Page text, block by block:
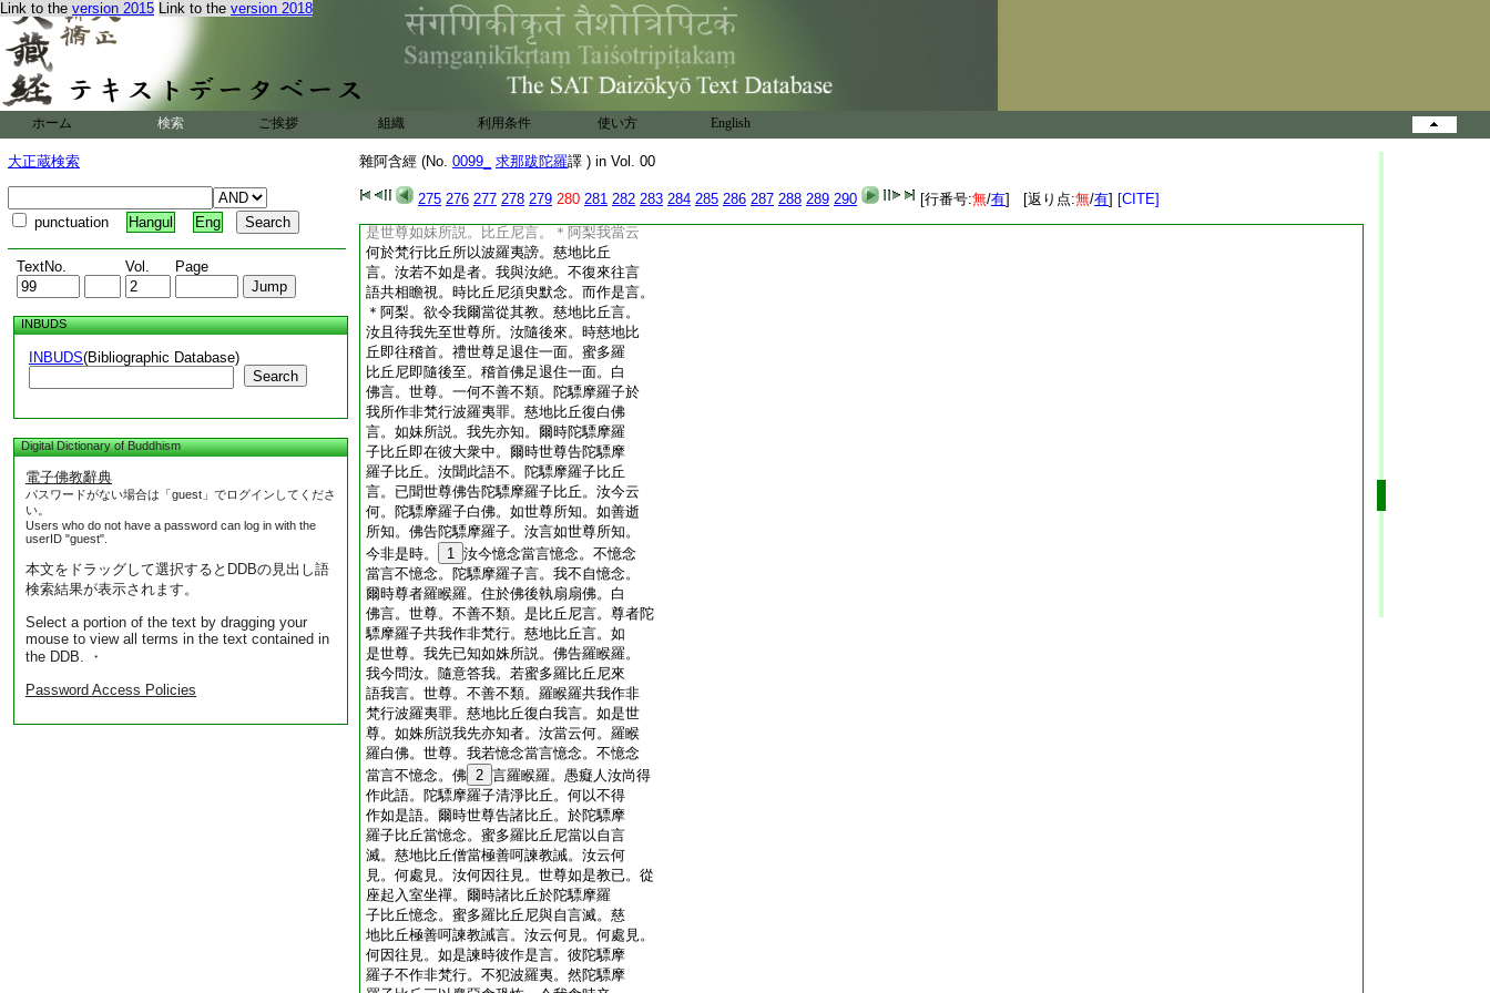
Link to the version 2015 Link to the version 2018
ホーム 検索 ご挨拶 組織 利用条件 使い方 English
大正蔵検索
punctuation Hangul Eng
TextNo. Vol. Page
INBUDS
INBUDS(Bibliographic Database)
Search
Digital Dictionary of Buddhism
電子佛教辭典
パスワードがない場合は「guest」でログインしてくださ
い。
Users who do not have a password can log in with the
userID "guest".
本文をドラッグして選択するとDDBの見出し語
検索結果が表示されます。
Select a portion of the text by dragging your
mouse to view all terms in the text contained in
the DDB. ・
Password Access Policies
雜阿含經 (No. 0099_ 求那跋陀羅譯 ) in Vol. 00
275 276 277 278 279 280 281 282 283 284 285 286 287 288 289 290 [行番号:無/有] [返り点:無/有] [CITE]
故。以麤食惱我。令我食時極苦。我當云
何爲其作不饒益事。時慈地比丘有姊妹比
丘尼。名 17 蜜多羅。住王舍城王園比丘尼衆
中。蜜多羅比丘尼來詣慈地比丘。稽首禮足
於一面住。慈地比丘不顧眄。不與語。蜜多
羅比丘尼語慈地比丘。
18
阿梨。何故不見顧
眄。不共言語。慈地比丘言。陀驃摩羅子比
丘數以麤食惱我。令我食時極苦。汝復棄
我。比丘尼言。當如何。慈地比丘言。汝可至
世尊所白言。世尊。陀驃摩羅子比丘非法不
是世尊如妹所説。比丘尼言。＊阿梨我當云
何於梵行比丘所以波羅夷謗。慈地比丘
言。汝若不如是者。我與汝絶。不復來往言
語共相瞻視。時比丘尼須臾默念。而作是言。
＊阿梨。欲令我爾當從其教。慈地比丘言。
汝且待我先至世尊所。汝隨後來。時慈地比
丘即往稽首。禮世尊足退住一面。蜜多羅
比丘尼即隨後至。稽首佛足退住一面。白
佛言。世尊。一何不善不類。陀驃摩羅子於
我所作非梵行波羅夷罪。慈地比丘復白佛
言。如妹所説。我先亦知。爾時陀驃摩羅
子比丘即在彼大衆中。爾時世尊告陀驃摩
羅子比丘。汝聞此語不。陀驃摩羅子比丘
言。已聞世尊佛告陀驃摩羅子比丘。汝今云
何。陀驃摩羅子白佛。如世尊所知。如善逝
所知。佛告陀驃摩羅子。汝言如世尊所知。
今非是時。
1 汝今憶念當言憶念。不憶念
當言不憶念。陀驃摩羅子言。我不自憶念。
爾時尊者羅睺羅。住於佛後執扇扇佛。白
佛言。世尊。不善不類。是比丘尼言。尊者陀
驃摩羅子共我作非梵行。慈地比丘言。如
是世尊。我先已知如姝所説。佛告羅睺羅。
我今問汝。隨意答我。若蜜多羅比丘尼來
語我言。世尊。不善不類。羅睺羅共我作非
梵行波羅夷罪。慈地比丘復白我言。如是世
尊。如姝所説我先亦知者。汝當云何。羅睺
羅白佛。世尊。我若憶念當言憶念。不憶念
當言不憶念。佛 2 言羅睺羅。愚癡人汝尚得
作此語。陀驃摩羅子清淨比丘。何以不得
作如是語。爾時世尊告諸比丘。於陀驃摩
羅子比丘當憶念。蜜多羅比丘尼當以自言
滅。慈地比丘僧當極善呵諫教誡。汝云何
見。何處見。汝何因往見。世尊如是教已。從
座起入室坐禪。爾時諸比丘於陀驃摩羅
子比丘憶念。蜜多羅比丘尼與自言滅。慈
地比丘極善呵諫教誡言。汝云何見。何處見。
何因往見。如是諫時彼作是言。彼陀驃摩
羅子不作非梵行。不犯波羅夷。然陀驃摩